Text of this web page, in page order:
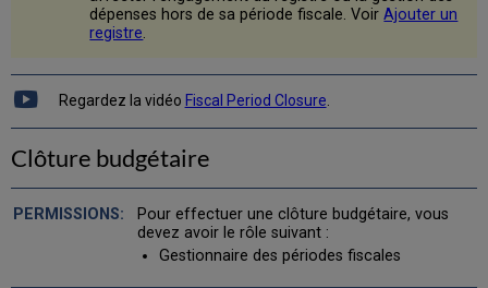
dépenses hors de sa période fiscale. VoirAjouter un
registre.
Regardez la vidéo Fiscal Period Closure
Clôture budgétaire
Pour effectuer une clôture budgétaire, vous
devez avoir le rôle suivant :
Gestionnaire des périodes fiscales